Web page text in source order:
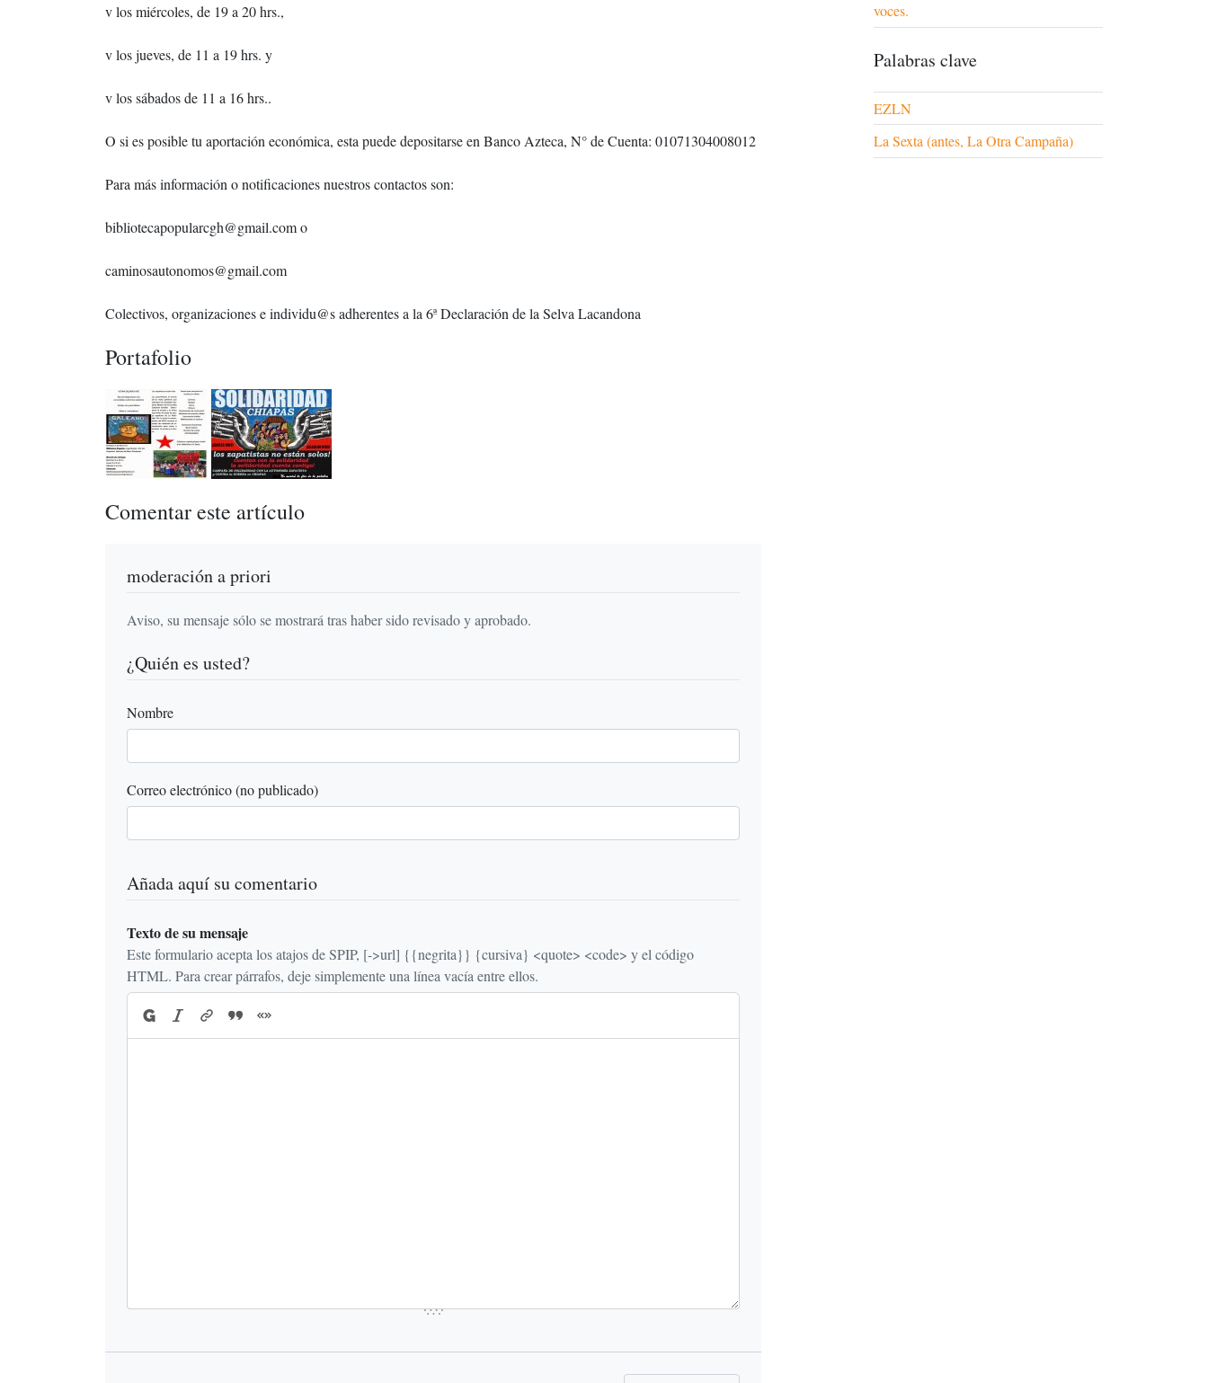
v los miércoles, de 19 a 20 hrs.,
v los jueves, de 11 a 19 hrs. y
v los sábados de 11 a 16 hrs..
O si es posible tu aportación económica, esta puede depositarse en Banco Azteca, N° de Cuenta: 01071304008012
Para más información o notificaciones nuestros contactos son:
bibliotecapopularcgh@gmail.com o
caminosautonomos@gmail.com
Colectivos, organizaciones e individu@s adherentes a la 6ª Declaración de la Selva Lacandona
Portafolio
Comentar este artículo
moderación a priori
Aviso, su mensaje sólo se mostrará tras haber sido revisado y aprobado.
¿Quién es usted?
Nombre
Correo electrónico (no publicado)
Añada aquí su comentario
Texto de su mensaje
Este formulario acepta los atajos de SPIP, [->url] {{negrita}} {cursiva} <quote> <code> y el código
HTML. Para crear párrafos, deje simplemente una línea vacía entre ellos.
voces.
Palabras clave
EZLN
La Sexta (antes, La Otra Campaña)